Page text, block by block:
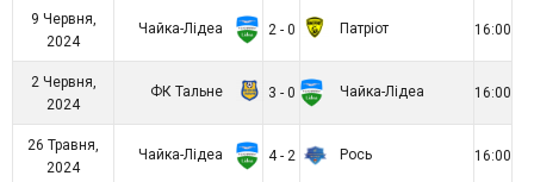
9 Червня,
2024
Чайка-Лідеа 2 - 0 Патріот 16:00
2 Червня,
2024
ФК Тальне 3 - 0 Чайка-Лідеа 16:00
26 Травня,
2024
Чайка-Лідеа 4 - 2 Рось 16:00